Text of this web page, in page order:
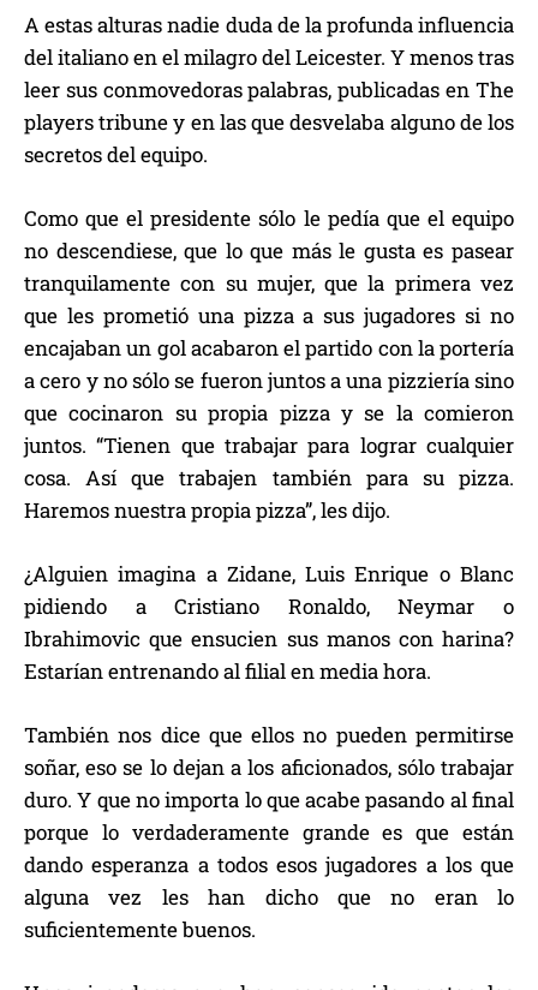
A estas alturas nadie duda de la profunda influencia
del italiano en el milagro del Leicester. Y menos tras
leer sus conmovedoras palabras, publicadas en The
players tribune y en las que desvelaba alguno de los
secretos del equipo.
Como que el presidente sólo le pedía que el equipo
no descendiese, que lo que más le gusta es pasear
tranquilamente con su mujer, que la primera vez
que les prometió una pizza a sus jugadores si no
encajaban un gol acabaron el partido con la portería
a cero y no sólo se fueron juntos a una pizziería sino
que cocinaron su propia pizza y se la comieron
juntos. “Tienen que trabajar para lograr cualquier
cosa. Así que trabajen también para su pizza.
Haremos nuestra propia pizza”, les dijo.
¿Alguien imagina a Zidane, Luis Enrique o Blanc
pidiendo a Cristiano Ronaldo, Neymar o
Ibrahimovic que ensucien sus manos con harina?
Estarían entrenando al filial en media hora.
También nos dice que ellos no pueden permitirse
soñar, eso se lo dejan a los aficionados, sólo trabajar
duro. Y que no importa lo que acabe pasando al final
porque lo verdaderamente grande es que están
dando esperanza a todos esos jugadores a los que
alguna vez les han dicho que no eran lo
suficientemente buenos.